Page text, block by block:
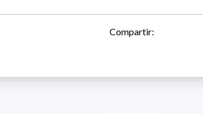
Compartir: